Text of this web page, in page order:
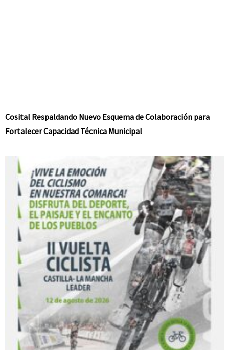
Cosital Respaldando Nuevo Esquema de Colaboración para
Fortalecer Capacidad Técnica Municipal